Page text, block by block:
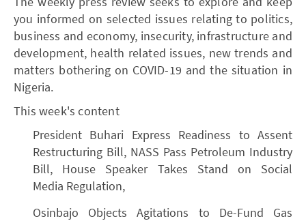
you informed on selected issues relating to politics,
business and economy, insecurity, infrastructure and
development, health related issues, new trends and
matters bothering on COVID-19 and the situation in
Nigeria.
This week's content
President Buhari Express Readiness to Assent
Restructuring Bill, NASS Pass Petroleum Industry
Bill, House Speaker Takes Stand on Social
Media Regulation,
Osinbajo Objects Agitations to De-Fund Gas